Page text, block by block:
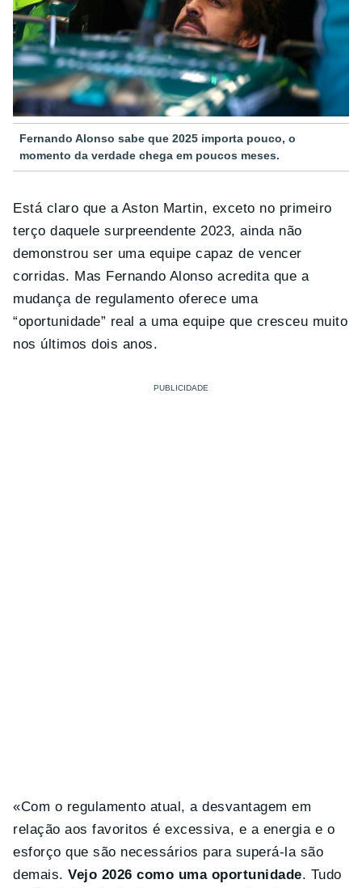
Fernando Alonso sabe que 2025 importa pouco, o
momento da verdade chega em poucos meses.
Está claro que a Aston Martin, exceto no primeiro
terço daquele surpreendente 2023, ainda não
demonstrou ser uma equipe capaz de vencer
corridas. Mas Fernando Alonso acredita que a
mudança de regulamento oferece uma
“oportunidade” real a uma equipe que cresceu muito
nos últimos dois anos.
«Com o regulamento atual, a desvantagem em
relação aos favoritos é excessiva, e a energia e o
esforço que são necessários para superá-la são
demais.Vejo 2026 como uma oportunidade. Tudo